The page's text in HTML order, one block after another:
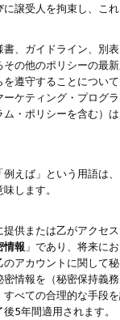
譲受人を拘束し、こ
、ガイドライン、別
の他のポリシーの最
遵守することにつ
ケティング・プログ
・ポリシーを含む）
えば」という用語は
します。
供または乙がアクセ
情報 」であり、将来に
アカウントに関して
情報を（秘密保持義
べての合理的な手段
5年間適用されます。